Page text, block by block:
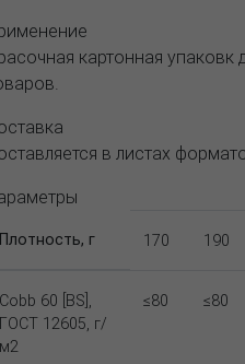
картонная упаковк
в листах
Плотность, г 170 190
Cobb 60 [BS],
ГОСТ 12605, г/
м2
≤80 ≤80